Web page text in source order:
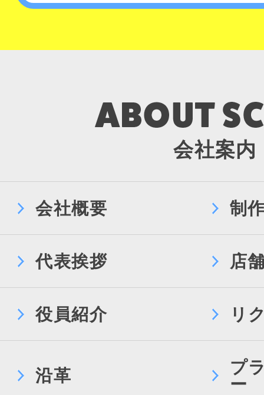
会社案内
会社概要 制
代表挨拶 店
役員紹介 リ
沿革
プ
ー